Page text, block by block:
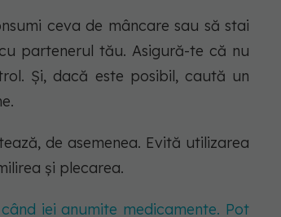
ceva de mâncare sau să stai
partenerul tău. Asigură-te că nu
Și, dacă este posibil, caută un
de asemenea. Evită utilizarea
și plecarea.
iei anumite medicamente. Pot